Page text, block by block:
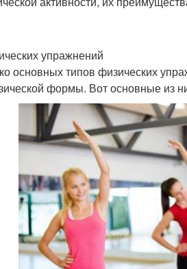
упражнений
основных типов физических
формы. Вот основные из